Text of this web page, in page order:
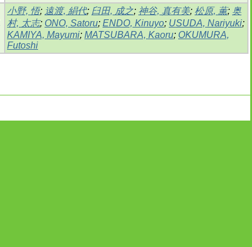
小野, 悟; 遠渡, 絹代; 臼田, 成之; 神谷, 真有美; 松原, 薫; 奥
村, 太志; ONO, Satoru; ENDO, Kinuyo; USUDA, Nariyuki;
KAMIYA, Mayumi; MATSUBARA, Kaoru; OKUMURA,
Futoshi